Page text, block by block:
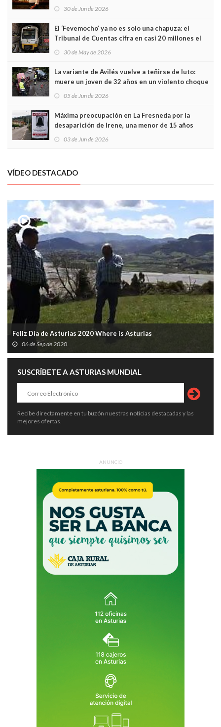
Asturias en Madrid
30 de Jun de 2026
El ‘Fevemocho’ ya no es solo una chapuza: el
Tribunal de Cuentas cifra en casi 20 millones el
sobrecoste de los trenes que no cabían por los
30 de May de 2026
La variante de Avilés vuelve a teñirse de luto:
muere un joven de 32 años en un violento choque
frontal
05 de Jun de 2026
Máxima preocupación en La Fresneda por la
desaparición de Irene, una menor de 15 años
03 de Jun de 2026
VÍDEO DESTACADO
Feliz Día de Asturias 2020 Where is Asturias
06 de Sep de 2020
SUSCRÍBETE A ASTURIAS MUNDIAL
Recibe directamente en tu buzón nuestras noticias destacadas y las
mejores ofertas.
ANUNCIO